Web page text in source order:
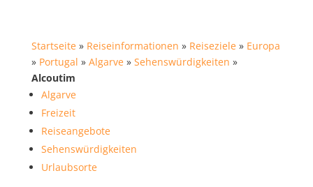
Startseite» Reiseinformationen » Reiseziele» Europa
» Portugal » Algarve» Sehenswürdigkeiten »
Alcoutim
Algarve
Freizeit
Reiseangebote
Sehenswürdigkeiten
Urlaubsorte